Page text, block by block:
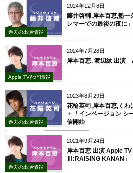
2024年12月8日
過去の出演情報
藤井啓輔,岸本百恵,塾
レマーでの最後の夜に
2024年7月28日
Apple TV配信情報
岸本百恵, 渡辺紘 出演
2023年8月29日
過去の出演情報
花輪英司,岸本百恵,く
＋「インベージョン シ
信開始
2021年9月24日
過去の出演情報
岸本百恵 出演 Apple
Ⅲ:RAISING KANAN」